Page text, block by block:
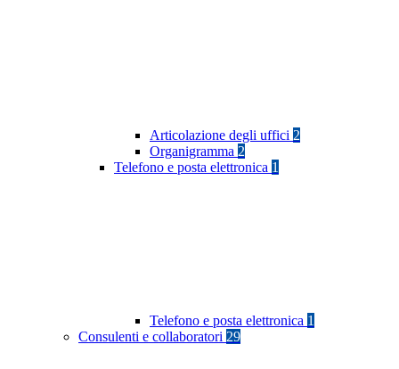
Articolazione degli uffici 2
Organigramma 2
Telefono e posta elettronica 1
Telefono e posta elettronica 1
Consulenti e collaboratori 29